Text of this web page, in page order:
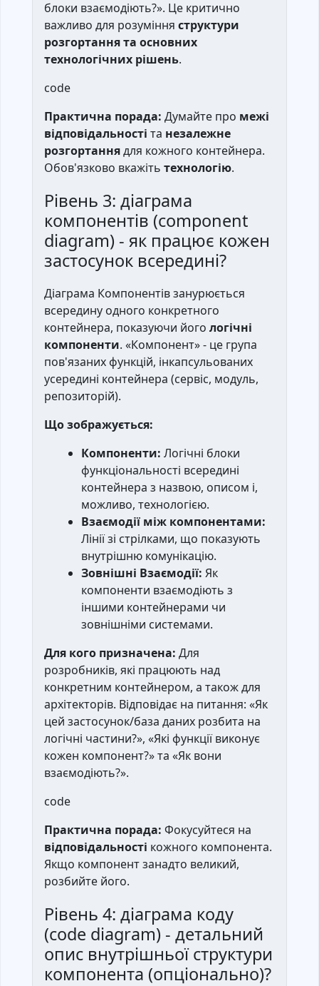
блоки взаємодіють?». Це критично
важливо для розуміння структури
розгортання та основних
технологічних рішень.
code
Практична порада: Думайте про межі
відповідальності та незалежне
розгортаннядля кожного контейнера.
Обов'язково вкажіть технологію.
Рівень 3: діаграма
компонентів (component
diagram) - як працює кожен
застосунок всередині?
Діаграма Компонентів занурюється
всередину одного конкретного
контейнера, показуючи його логічні
компоненти. «Компонент» - це група
пов'язаних функцій, інкапсульованих
усередині контейнера (сервіс, модуль,
репозиторій).
Що зображується:
Компоненти: Логічні блоки
функціональності всередині
контейнера з назвою, описом і,
можливо, технологією.
Взаємодії між компонентами:
Лінії зі стрілками, що показують
внутрішню комунікацію.
Зовнішні Взаємодії: Як
компоненти взаємодіють з
іншими контейнерами чи
зовнішніми системами.
Для кого призначена: Для
розробників, які працюють над
конкретним контейнером, а також для
архітекторів. Відповідає на питання: «Як
цей застосунок/база даних розбита на
логічні частини?», «Які функції виконує
кожен компонент?» та «Як вони
взаємодіють?».
code
Практична порада: Фокусуйтеся на
відповідальності кожного компонента.
Якщо компонент занадто великий,
розбийте його.
Рівень 4: діаграма коду
(code diagram) - детальний
опис внутрішньої структури
компонента (опціонально)?